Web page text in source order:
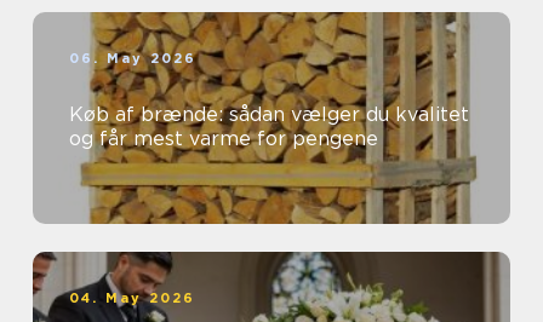
06. May 2026
Køb af brænde: sådan vælger du kvalitet
og får mest varme for pengene
04. May 2026